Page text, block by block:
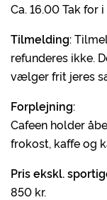
Ca. 16.00 Tak for
Tilmelding:
refunderes ikke.
vælger frit jeres
Forplejning:
Cafeen holder
frokost, kaffe og
Pris ekskl.
850 kr.